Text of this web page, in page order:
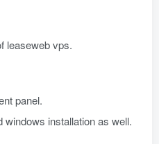
leaseweb vps.
panel.
windows installation as well.